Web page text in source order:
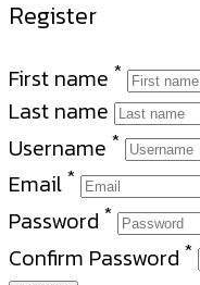
Register
First name *
Last name
Username *
Email *
Password *
Confirm Password *